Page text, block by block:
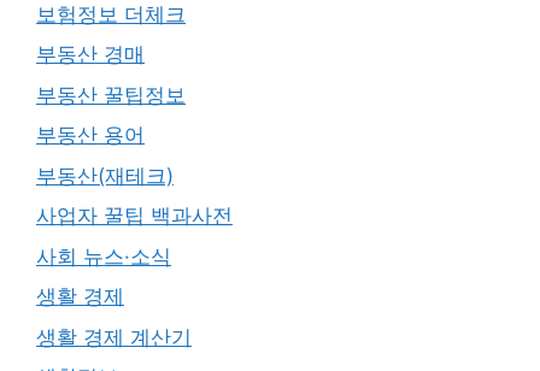
보험정보 더체크
부동산 경매
부동산 꿀팁정보
부동산 용어
부동산(재테크)
사업자 꿀팁 백과사전
사회 뉴스·소식
생활 경제
생활 경제 계산기